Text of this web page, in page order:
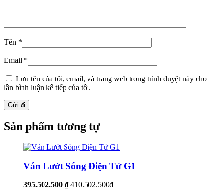
Tên *
Email *
Lưu tên của tôi, email, và trang web trong trình duyệt này cho
lần bình luận kế tiếp của tôi.
Sản phẩm tương tự
Ván Lướt Sóng Điện Tử G1
395.502.500 ₫ 410.502.500₫